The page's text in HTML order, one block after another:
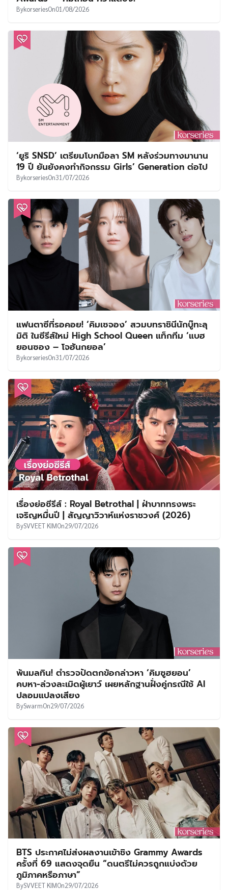
BykorseriesOn01/08/2026
‘ยูริ SNSD’ เตรียมโบกมือลา SM หลังร่วมทางมานาน
19 ปี ยันยังคงทำกิจกรรม Girls’ Generation ต่อไป
BykorseriesOn31/07/2026
แฟนตาซีที่รอคอย! ‘คิมเซจอง’ สวมบทราชินีนักบู๊ทะลุ
มิติ ในซีรีส์ใหม่ High School Queen แท็กทีม ‘แบฮ
ยอนซอง – โจฮันกยอล’
BykorseriesOn31/07/2026
เรื่องย่อซีรีส์ : Royal Betrothal | ฝ่าบาททรงพระ
เจริญหมื่นปี | สัญญาวิวาห์แห่งราชวงศ์ (2026)
BySVVEET KIMOn29/07/2026
พ้นมลทิน! ตำรวจปัดตกข้อกล่าวหา ‘คิมซูฮยอน’
คบหา-ล่วงละเมิดผู้เยาว์ เผยหลักฐานฝั่งคู่กรณีใช้ AI
ปลอมแปลงเสียง
BySwarmOn29/07/2026
BTS ประกาศไม่ส่งผลงานเข้าชิง Grammy Awards
ครั้งที่ 69 แสดงจุดยืน “ดนตรีไม่ควรถูกแบ่งด้วย
ภูมิภาคหรือภาษา”
BySVVEET KIMOn29/07/2026